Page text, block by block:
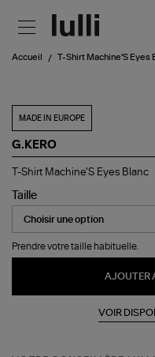
Accueil T-Shirt Machine'S Eyes
MADE IN EUROPE
G.KERO
T-
Machine'S
Eyes
Blanc
T-Shirt Machine'S Eyes Blanc
Taille
Prendre votre taille habituelle.
AJOUTER
VOIR